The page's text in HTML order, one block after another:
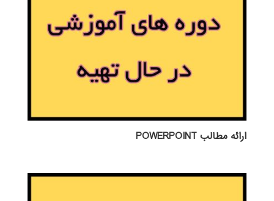
ارائه مطالب POWERPOINT